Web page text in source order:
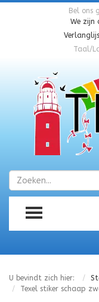
Bel ons
We zijn
Taal/
Zoeken
TOGGLE
U bevindt zich hier:
Texel stiker schaap